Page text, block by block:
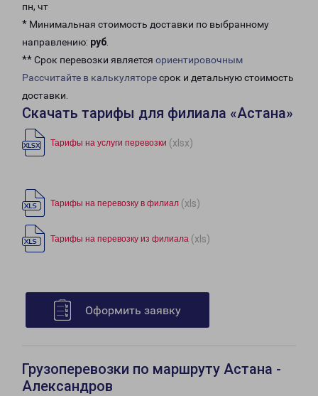
пн, чт
* Минимальная стоимость доставки по выбранному
направлению: руб.
** Срок перевозки является ориентировочным
Рассчитайте в калькуляторесрок и детальную стоимость
доставки.
Скачать тарифы для филиала «Астана»
Тарифы на услуги перевозки (xlsx)
Тарифы на перевозку в филиал (xls)
Тарифы на перевозку из филиала (xls)
Оформить заявку
Грузоперевозки по маршруту Астана -
Александров